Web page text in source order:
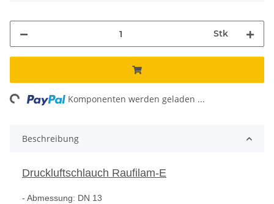
Stk
Komponenten werden geladen ...
Beschreibung
Druckluftschlauch Raufilam-E
- Abmessung: DN 13